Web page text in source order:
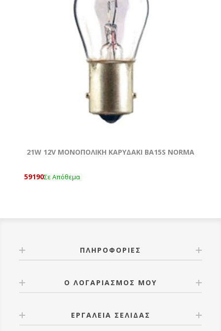
21W 12V MONOΠΟΛΙΚΗ ΚΑΡΥΔΑΚΙ ΒΑ15S NORMA
59190Σε Απόθεμα
ΠΛΗΡΟΦΟΡΊΕΣ
Ο ΛΟΓΑΡΙΑΣΜΌΣ ΜΟΥ
ΕΡΓΑΛΕΊΑ ΣΕΛΊΔΑΣ